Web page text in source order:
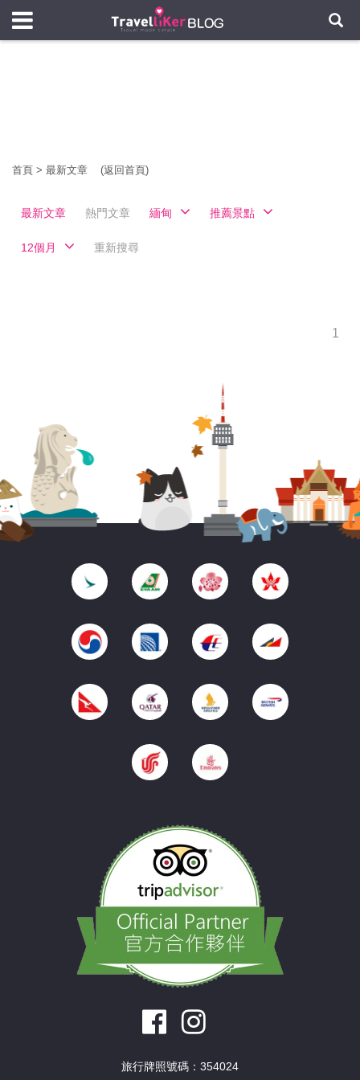
首頁 > 最新文章 (返回首頁)
最新文章 熱門文章 緬甸 推薦景點
12個月 重新搜尋
1
旅行牌照號碼：354024